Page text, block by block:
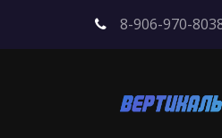
8-906-970-